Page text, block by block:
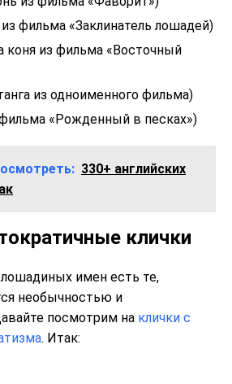
фильма «Заклинатель лошадей)
коня из фильма «Восточный
из одноименного фильма)
«Рожденный в песках»)
330+ английских
клички
имен есть те,
необычностью и
посмотрим на клички с
. Итак: